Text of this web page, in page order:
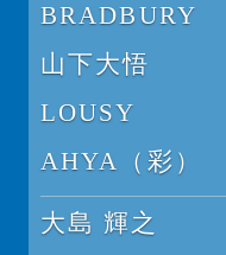
BRADBURY
山下大悟
LOUSY
AHYA（彩）
大島 輝之